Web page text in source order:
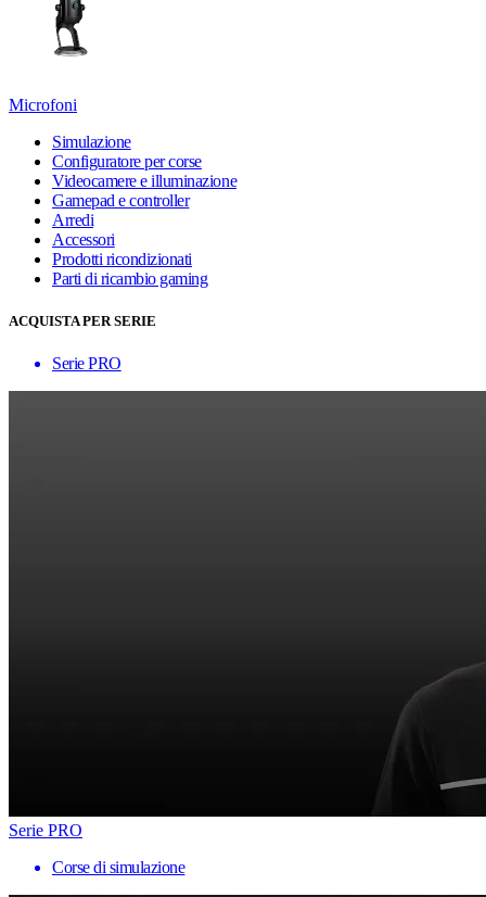
Microfoni
Simulazione
Configuratore per corse
Videocamere e illuminazione
Gamepad e controller
Arredi
Accessori
Prodotti ricondizionati
Parti di ricambio gaming
ACQUISTA PER SERIE
Serie PRO
Serie PRO
Corse di simulazione